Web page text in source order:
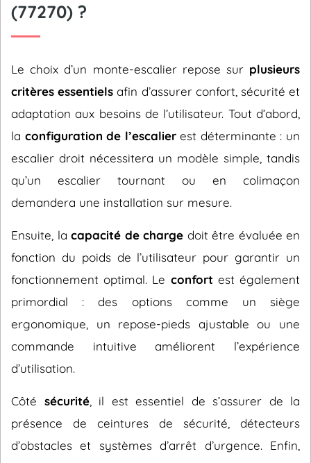
(77270) ?
Le choix d’un monte-escalier repose sur plusieurs
critères essentiels afin d’assurer confort, sécurité et
adaptation aux besoins de l’utilisateur. Tout d’abord,
la configuration de l’escalierest déterminante : un
escalier droit nécessitera un modèle simple, tandis
qu’un escalier tournant ou en colimaçon
demandera une installation sur mesure.
Ensuite, la capacité de charge doit être évaluée en
fonction du poids de l’utilisateur pour garantir un
fonctionnement optimal. Le confort est également
primordial : des options comme un siège
ergonomique, un repose-pieds ajustable ou une
commande intuitive améliorent l’expérience
d’utilisation.
Côté sécurité, il est essentiel de s’assurer de la
présence de ceintures de sécurité, détecteurs
d’obstacles et systèmes d’arrêt d’urgence. Enfin,